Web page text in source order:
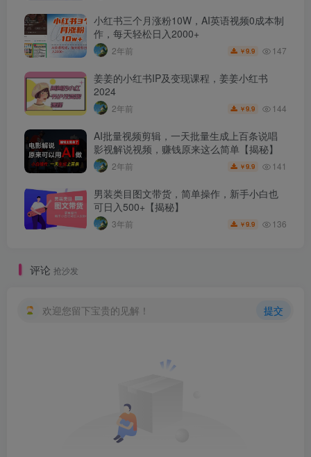
小红书三个月涨粉10W，AI英语视频0成本制
作，每天轻松日入2000+
2年前 ￥9.9 147
姜姜的小红书IP及变现课程，姜姜小红书
2024
2年前 ￥9.9 144
AI批量视频剪辑，一天批量生成上百条说唱
影视解说视频，赚钱原来这么简单【揭秘】
2年前 ￥9.9 141
男装类目图文带货，简单操作，新手小白也
可日入500+【揭秘】
3年前 ￥9.9 136
评论 抢沙发
欢迎您留下宝贵的见解！ 提交